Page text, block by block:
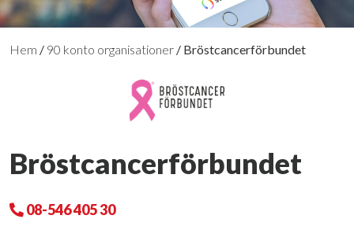
Hem / 90 konto organisationer / Bröstcancerförbundet
Bröstcancerförbundet
08-546 405 30